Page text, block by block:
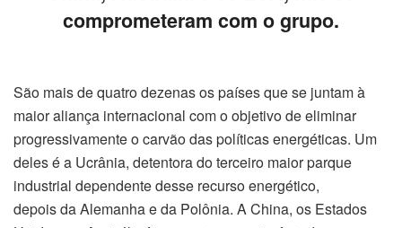
comprometeram com o grupo.
São mais de quatro dezenas os países que se juntam à
maior aliança internacional com o objetivo de eliminar
progressivamente o carvão das políticas energéticas. Um
deles é a Ucrânia, detentora do terceiro maior parque
industrial dependente desse recurso energético,
depois da Alemanha e da Polônia. A China, os Estados